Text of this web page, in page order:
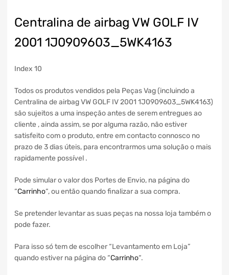
Centralina de airbag VW GOLF IV
2001 1J0909603_5WK4163
Index 10
Todos os produtos vendidos pela Peças Vag (incluindo a
Centralina de airbag VW GOLF IV 2001 1J0909603_5WK4163)
são sujeitos a uma inspeção antes de serem entregues ao
cliente , ainda assim, se por alguma razão, não estiver
satisfeito com o produto, entre em contacto connosco no
prazo de 3 dias úteis, para encontrarmos uma solução o mais
rapidamente possível .
Pode simular o valor dos Portes de Envio, na página do
“Carrinho“, ou então quando finalizar a sua compra.
Se pretender levantar as suas peças na nossa loja também o
pode fazer.
Para isso só tem de escolher “Levantamento em Loja”
quando estiver na página do “Carrinho“.